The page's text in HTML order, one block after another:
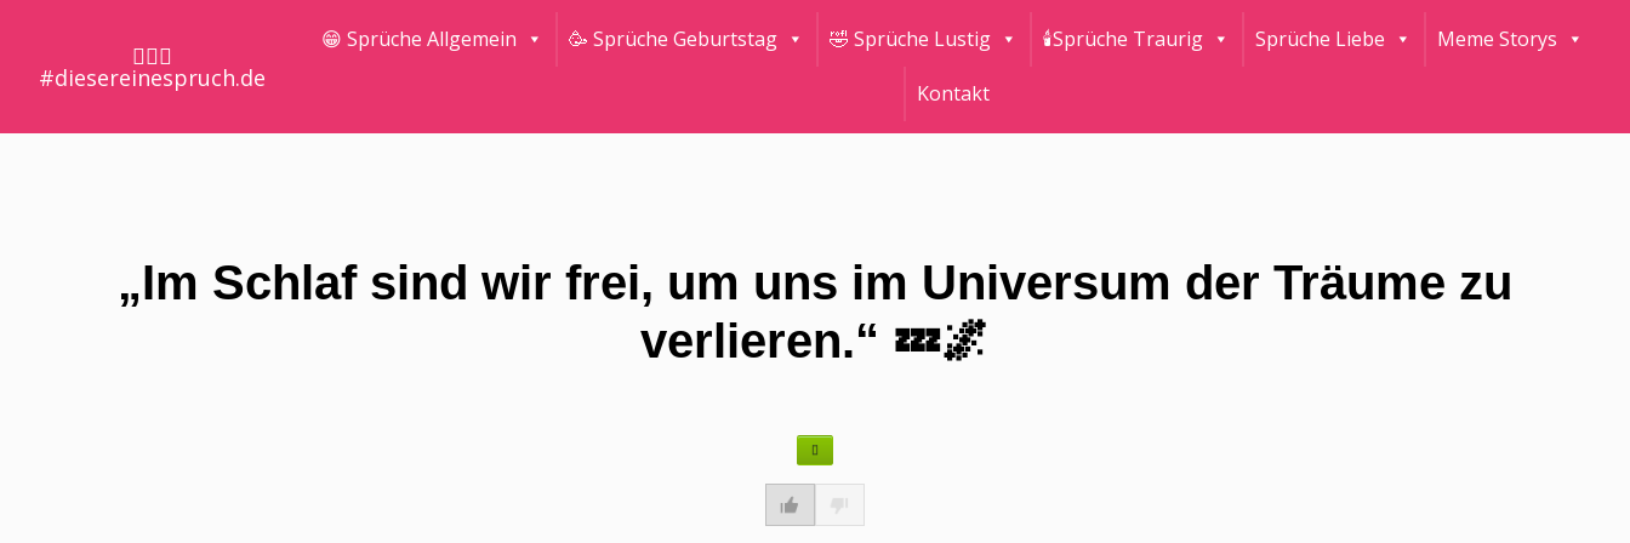
🤷🏼‍♀️
#diesereinespruch.de
😁 Sprüche Allgemein 🥳 Sprüche Geburtstag 🤣 Sprüche Lustig 🕯Sprüche Traurig Sprüche Liebe Meme Storys
Kontakt
„Im Schlaf sind wir frei, um uns im Universum der Träume zu
verlieren.“ 💤🌌